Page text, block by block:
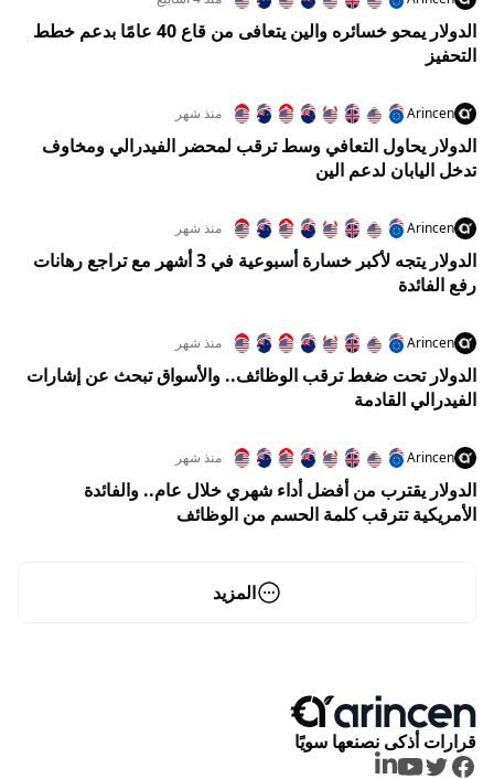
الدولار يمحو خسائره والين يتعافى من قاع 40 عامًا بدعم خطط
التحفيز
Arincen منذ شهر
الدولار يحاول التعافي وسط ترقب لمحضر الفيدرالي ومخاوف
تدخل اليابان لدعم الين
Arincen منذ شهر
الدولار يتجه لأكبر خسارة أسبوعية في 3 أشهر مع تراجع رهانات
رفع الفائدة
Arincen منذ شهر
الدولار تحت ضغط ترقب الوظائف.. والأسواق تبحث عن إشارات
الفيدرالي القادمة
Arincen منذ شهر
الدولار يقترب من أفضل أداء شهري خلال عام.. والفائدة
الأمريكية تترقب كلمة الحسم من الوظائف
المزيد
قرارات أذكى نصنعها سويًا
Facebook
Twitter
Youtube
LinkedIn